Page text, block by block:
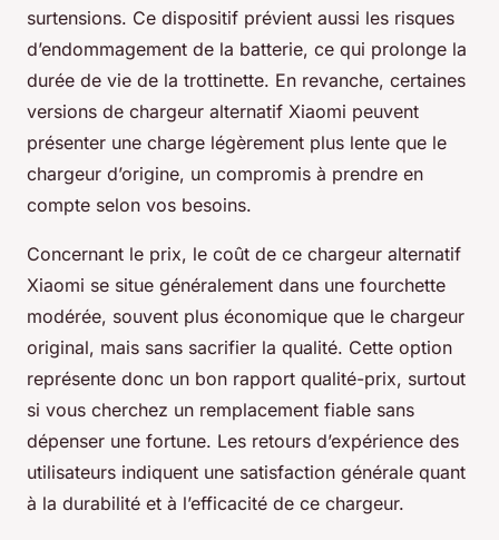
surtensions. Ce dispositif prévient aussi les risques
d’endommagement de la batterie, ce qui prolonge la
durée de vie de la trottinette. En revanche, certaines
versions de chargeur alternatif Xiaomi peuvent
présenter une charge légèrement plus lente que le
chargeur d’origine, un compromis à prendre en
compte selon vos besoins.
Concernant le prix, le coût de ce chargeur alternatif
Xiaomi se situe généralement dans une fourchette
modérée, souvent plus économique que le chargeur
original, mais sans sacrifier la qualité. Cette option
représente donc un bon rapport qualité-prix, surtout
si vous cherchez un remplacement fiable sans
dépenser une fortune. Les retours d’expérience des
utilisateurs indiquent une satisfaction générale quant
à la durabilité et à l’efficacité de ce chargeur.